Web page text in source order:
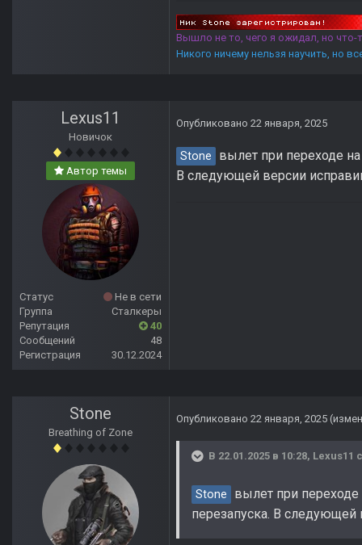
Вышло не то, чего я ожидал, но
Никого ничему нельзя научить, но
Lexus11
Новичок
Автор темы
Статус
Не в сети
Группа
Сталкеры
Репутация
40
Сообщений
48
Регистрация
30.12.2024
Опубликовано 22 января, 2025
Stone
вылет при переходе
В следующей версии
Stone
Breathing of Zone
Опубликовано 22 января, 2025
В 22.01.2025 в 10:28, Lexus11
Stone
вылет при
перезапуска. В следующей